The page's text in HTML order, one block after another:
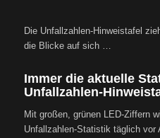
Die Unfallzahlen-Hinweistafel
die Blicke auf sich …
Immer die aktuelle
Unfallzahlen-
Mit großen, grünen LED-Ziffern
Unfallzahlen-Statistik täglich vor